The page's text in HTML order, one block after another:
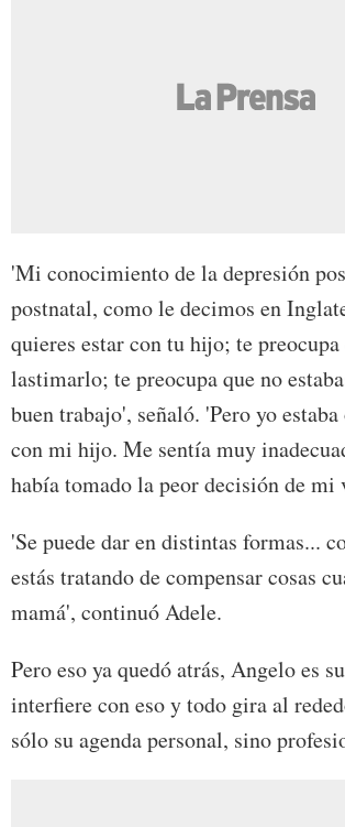
'Mi conocimiento de la depresión
postnatal, como le decimos en
quieres estar con tu hijo; te preocupa
lastimarlo; te preocupa que no
buen trabajo', señaló. 'Pero yo estaba
con mi hijo. Me sentía muy
había tomado la peor decisión de mi
'Se puede dar en distintas formas...
estás tratando de compensar cosas
mamá', continuó Adele.
Pero eso ya quedó atrás, Angelo es
interfiere con eso y todo gira al
sólo su agenda personal, sino